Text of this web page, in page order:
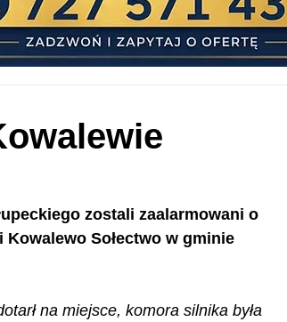
zostali zaalarmowani o
Sołectwo w gminie
na miejsce, komora silnika była